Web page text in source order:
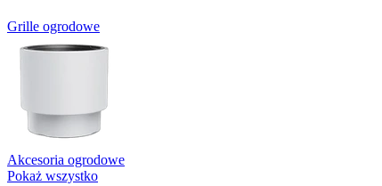
Grille ogrodowe
Akcesoria ogrodowe
Pokaż wszystko